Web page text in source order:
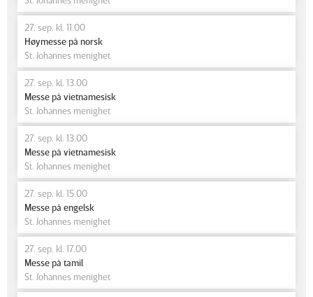
27. sep. kl. 11.00
Høymesse på norsk
St. Johannes menighet
27. sep. kl. 13.00
Messe på vietnamesisk
St. Johannes menighet
27. sep. kl. 13.00
Messe på vietnamesisk
St. Johannes menighet
27. sep. kl. 15.00
Messe på engelsk
St. Johannes menighet
27. sep. kl. 17.00
Messe på tamil
St. Johannes menighet